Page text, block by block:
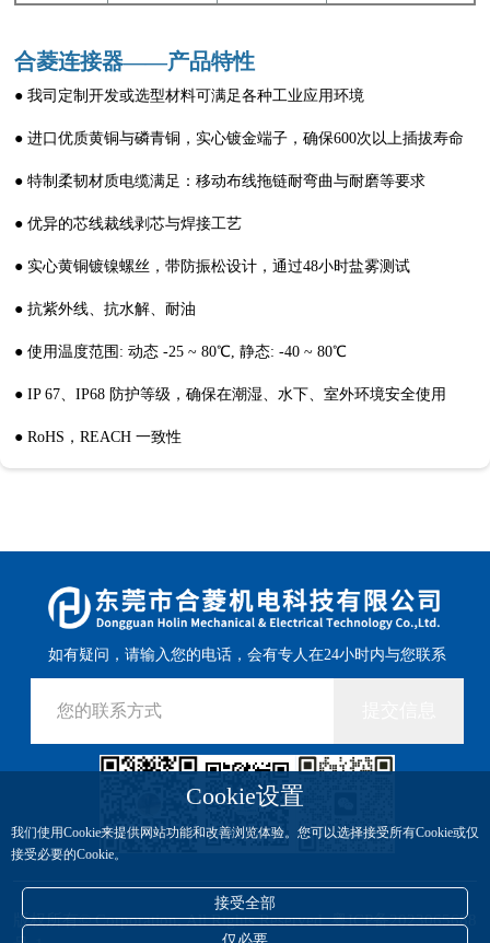
Cookie设置
我们使用Cookie来提供网站功能和改善浏览体验。您可以选择接受所有Cookie或仅
接受必要的Cookie。
接受全部
合菱连接器——产品特性
● 我司定制开发或选型材料可满足各种工业应用环境
● 进口优质黄铜与磷青铜，实心镀金端子，确保600次以上插拔寿命
● 特制柔韧材质电缆满足：移动布线拖链耐弯曲与耐磨等要求
● 优异的芯线裁线剥芯与焊接工艺
● 实心黄铜镀镍螺丝，带防振松设计，通过48小时盐雾测试
● 抗紫外线、抗水解、耐油
● 使用温度范围: 动态 -25 ~ 80℃, 静态: -40 ~ 80℃
● IP 67、IP68 防护等级，确保在潮湿、水下、室外环境安全使用
● RoHS，REACH 一致性
如有疑问，请输入您的电话，会有专人在24小时内与您联系
版权所有© Corporation, All Rights Reserved 粤ICP备2023065688